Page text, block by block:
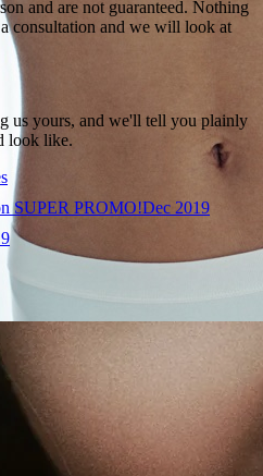
and are not guaranteed. Nothing
consultation and we will look at
us yours, and we'll tell you plainly
look like.
SUPER PROMO!Dec 2019